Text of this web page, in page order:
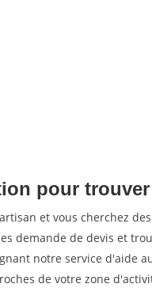
pour
et vous cherchez
demande de devis et
notre service d'aide
de votre zone